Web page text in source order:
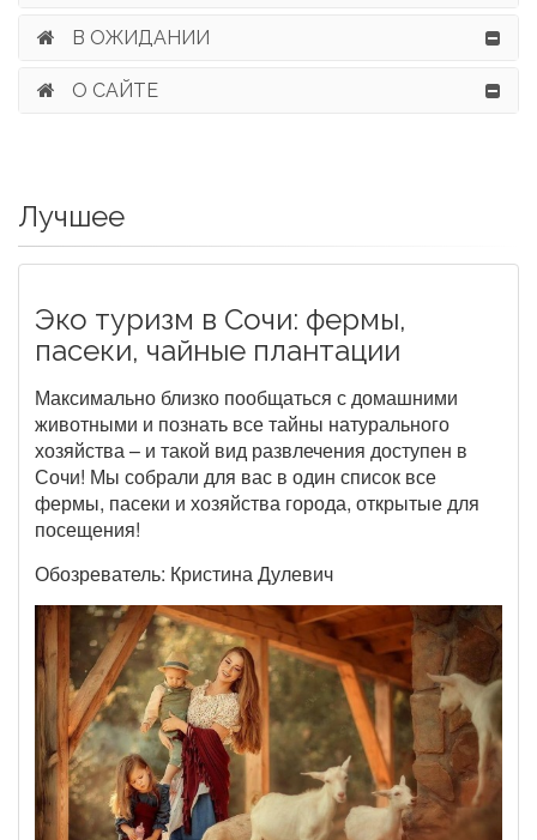
В ОЖИДАНИИ
О САЙТЕ
Лучшее
Эко туризм в Сочи: фермы,
пасеки, чайные плантации
Максимально близко пообщаться с домашними
животными и познать все тайны натурального
хозяйства – и такой вид развлечения доступен в
Сочи! Мы собрали для вас в один список все
фермы, пасеки и хозяйства города, открытые для
посещения!
Обозреватель: Кристина Дулевич